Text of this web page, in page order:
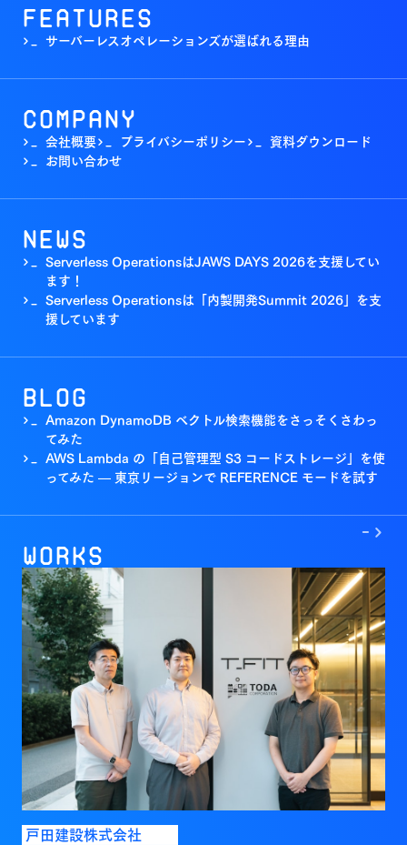
Features
>_ サーバーレスオペレーションズが選ばれる理由
Company
>_ 会社概要>_ プライバシーポリシー>_ 資料ダウンロード
>_ お問い合わせ
News
>_ Serverless OperationsはJAWS DAYS 2026を支援してい
ます！
>_ Serverless Operationsは「内製開発Summit 2026」を支
援しています
Blog
>_ Amazon DynamoDB ベクトル検索機能をさっそくさわっ
てみた
>_ AWS Lambda の「自己管理型 S3 コードストレージ」を使
ってみた — 東京リージョンで REFERENCE モードを試す
Works
->
戸田建設株式会社